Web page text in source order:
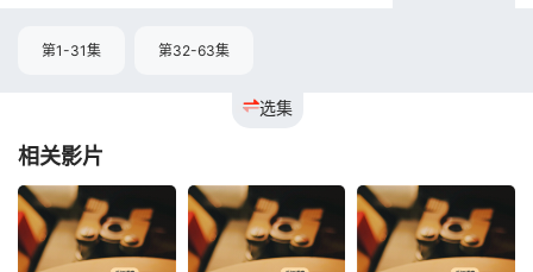
选集
第1-31集 第32-63集
相关影片